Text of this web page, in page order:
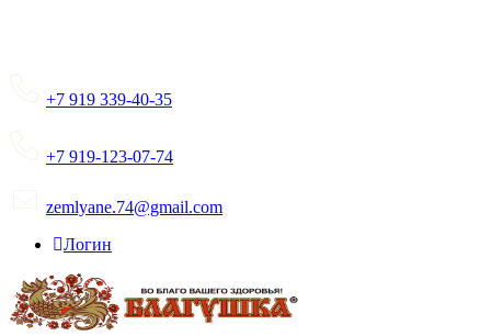
+7 919 339-40-35
+7 919-123-07-74
zemlyane.74@gmail.com
Логин